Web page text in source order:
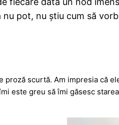
pot, nu știu cum să
scurtă. Am impresia că
este greu să îmi găsesc